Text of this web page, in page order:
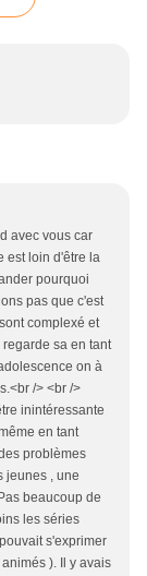
avec vous car
est loin d'être la
pourquoi
pas que c'est
complexé et
sa en tant
on à
/> <br />
inintéressante
en tant
problèmes
jeunes , une
beaucoup de
les séries
s'exprimer
). Il y avais